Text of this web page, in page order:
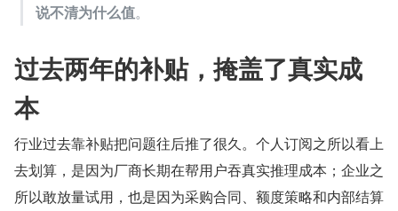
说不清为什么值​。
过去两年的补贴，掩盖了真实成
本
行业过去靠补贴把问题往后推了很久。个人订阅之所以看上
去划算，是因为厂商长期在帮用户吞真实推理成本；企业之
所以敢放量试用，也是因为采购合同、额度策略和内部结算